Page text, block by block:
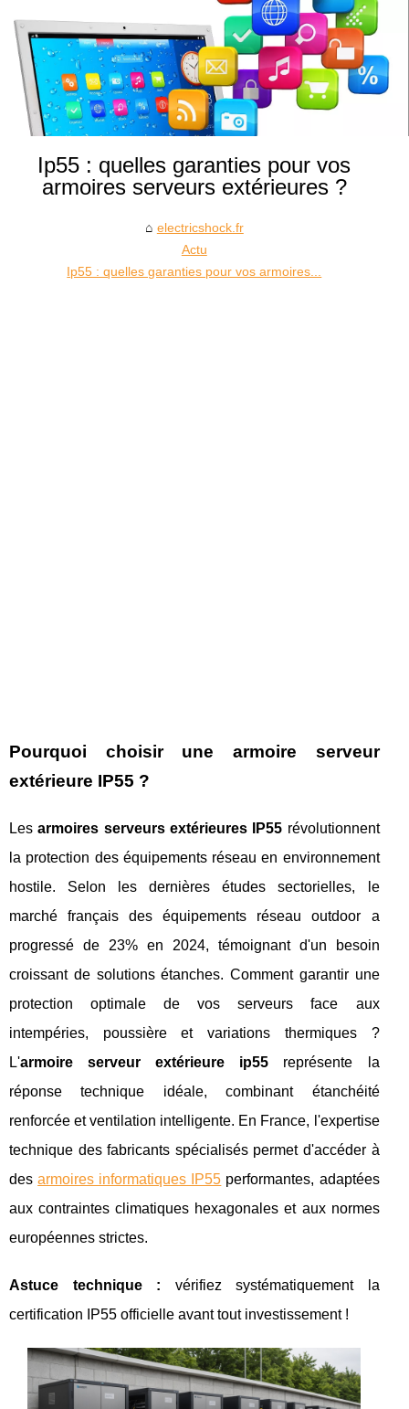
Ip55 : quelles garanties pour vos
armoires serveurs extérieures ?
electricshock.fr
Actu
Ip55 : quelles garanties pour vos armoires...
Pourquoi choisir une armoire serveur
extérieure IP55 ?
Lesarmoires serveurs extérieures IP55 révolutionnent
la protection des équipements réseau en environnement
hostile. Selon les dernières études sectorielles, le
marché français des équipements réseau outdoor a
progressé de 23% en 2024, témoignant d'un besoin
croissant de solutions étanches. Comment garantir une
protection optimale de vos serveurs face aux
intempéries, poussière et variations thermiques ?
L'armoire serveur extérieure ip55 représente la
réponse technique idéale, combinant étanchéité
renforcée et ventilation intelligente. En France, l'expertise
technique des fabricants spécialisés permet d'accéder à
desarmoires informatiques IP55 performantes, adaptées
aux contraintes climatiques hexagonales et aux normes
européennes strictes.
Astuce technique : vérifiez systématiquement la
certification IP55 officielle avant tout investissement !